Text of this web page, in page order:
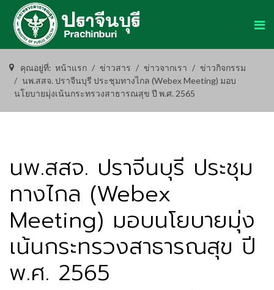
คุณอยู่ที่: หน้าแรก ข่าวสาร ข่าวจากเรา
ข่าวกิจกรรม
นพ.สสจ. ปราจีนบุรี ประชุมทางไกล (Webex Meeting) มอบ
นโยบายมุ่งเน้นกระทรวงสาธารณสุข ปี พ.ศ. 2565
นพ.สสจ. ปราจีนบุรี ประชุม
ทางไกล (Webex
Meeting) มอบนโยบายมุ่ง
เน้นกระทรวงสาธารณสุข ปี
พ.ศ. 2565